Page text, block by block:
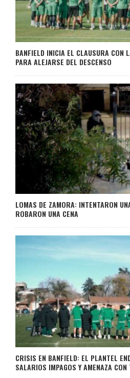
BANFIELD INICIA EL CLAUSURA CON
PARA ALEJARSE DEL DESCENSO
LOMAS DE ZAMORA: INTENTARON
ROBARON UNA CENA
CRISIS EN BANFIELD: EL PLANTEL
SALARIOS IMPAGOS Y AMENAZA